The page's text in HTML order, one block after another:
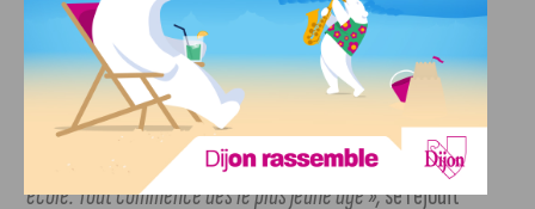
maintenant au monde du travail afin qu’ils puissent
commencer à réfléchir mais aussi casser certaines
représentations mentales qu’ils se font des métiers. J’ai
particulièrement apprécié le parallèle monde du travail-
école. Tout commence dès le plus jeune âge »,se réjouit